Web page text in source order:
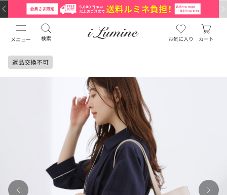
メニュー 検索 お気に入り カート
返品交換不可